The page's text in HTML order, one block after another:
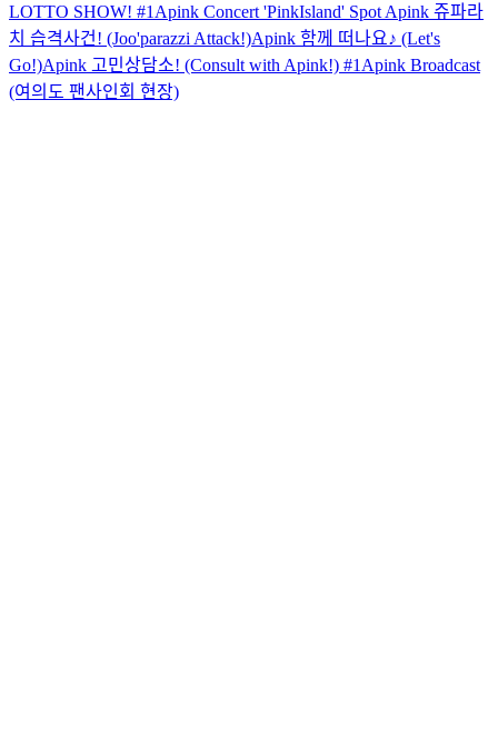
LOTTO SHOW! #1 Apink Concert 'PinkIsland' Spot Apink 쥬파라
치 습격사건! (Joo'parazzi Attack!)Apink 함께 떠나요♪ (Let's
Go!)Apink 고민상담소! (Consult with Apink!) #1 Apink Broadcast
(여의도 팬사인회 현장)